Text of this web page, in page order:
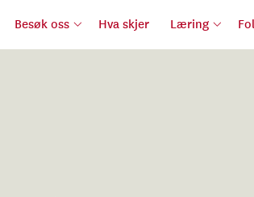
Besøk oss Hva skjer Læring